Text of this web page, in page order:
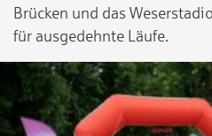
Brücken und das
für ausgedehnte Läufe.